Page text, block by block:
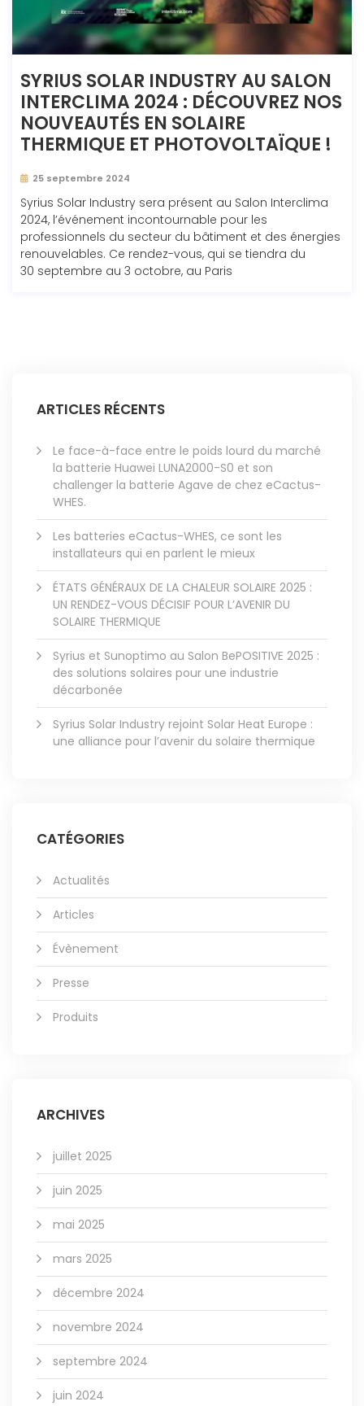
SYRIUS SOLAR INDUSTRY AU SALON
INTERCLIMA 2024 : DÉCOUVREZ NOS
NOUVEAUTÉS EN SOLAIRE
THERMIQUE ET PHOTOVOLTAÏQUE !
25 septembre 2024
Syrius Solar Industry sera présent au Salon Interclima
2024, l’événement incontournable pour les
professionnels du secteur du bâtiment et des énergies
renouvelables. Ce rendez-vous, qui se tiendra du
30 septembre au 3 octobre, au Paris
ARTICLES RÉCENTS
Le face-à-face entre le poids lourd du marché
la batterie Huawei LUNA2000-S0 et son
challenger la batterie Agave de chez eCactus-
WHES.
Les batteries eCactus-WHES, ce sont les
installateurs qui en parlent le mieux
ÉTATS GÉNÉRAUX DE LA CHALEUR SOLAIRE 2025 :
UN RENDEZ-VOUS DÉCISIF POUR L’AVENIR DU
SOLAIRE THERMIQUE
Syrius et Sunoptimo au Salon BePOSITIVE 2025 :
des solutions solaires pour une industrie
décarbonée
Syrius Solar Industry rejoint Solar Heat Europe :
une alliance pour l’avenir du solaire thermique
CATÉGORIES
Actualités
Articles
Évènement
Presse
Produits
ARCHIVES
juillet 2025
juin 2025
mai 2025
mars 2025
décembre 2024
novembre 2024
septembre 2024
juin 2024